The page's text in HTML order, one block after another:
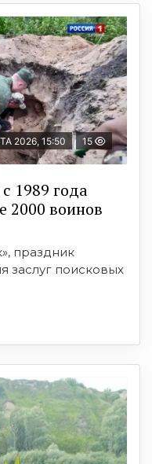
2026, 15:50 15
1989 года
2000 воинов
праздник
заслуг поисковых